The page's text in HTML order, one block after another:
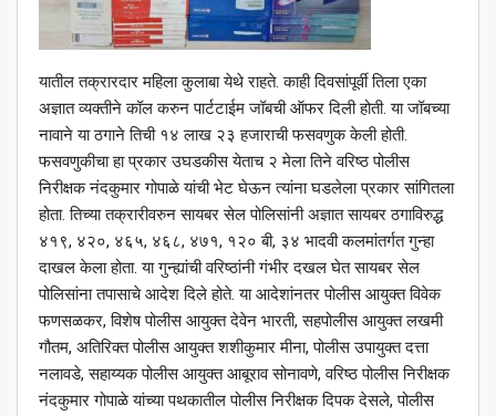
यातील तक्रारदार महिला कुलाबा येथे राहते. काही दिवसांपूर्वी तिला एका
अज्ञात व्यक्तीने कॉल करुन पार्टटाईम जॉबची ऑफर दिली होती. या जॉबच्या
नावाने या ठगाने तिची १४ लाख २३ हजाराची फसवणुक केली होती.
फसवणुकीचा हा प्रकार उघडकीस येताच २ मेला तिने वरिष्ठ पोलीस
निरीक्षक नंदकुमार गोपाळे यांची भेट घेऊन त्यांना घडलेला प्रकार सांगितला
होता. तिच्या तक्रारीवरुन सायबर सेल पोलिसांनी अज्ञात सायबर ठगाविरुद्ध
४१९, ४२०, ४६५, ४६८, ४७१, १२० बी, ३४ भादवी कलमांतर्गत गुन्हा
दाखल केला होता. या गुन्ह्यांची वरिष्ठांनी गंभीर दखल घेत सायबर सेल
पोलिसांना तपासाचे आदेश दिले होते. या आदेशांनतर पोलीस आयुक्त विवेक
फणसळकर, विशेष पोलीस आयुक्त देवेन भारती, सहपोलीस आयुक्त लखमी
गौतम, अतिरिक्त पोलीस आयुक्त शशीकुमार मीना, पोलीस उपायुक्त दत्ता
नलावडे, सहाय्यक पोलीस आयुक्त आबूराव सोनावणे, वरिष्ठ पोलीस निरीक्षक
नंदकुमार गोपाळे यांच्या पथकातील पोलीस निरीक्षक दिपक देसले, पोलीस